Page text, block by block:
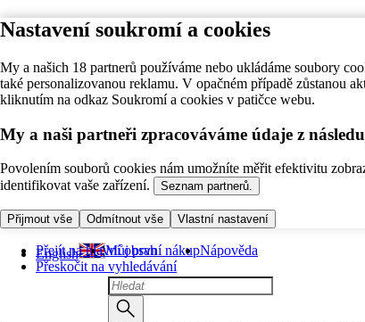
Nastavení soukromí a cookies
My a našich 18 partnerů používáme nebo ukládáme soubory
také personalizovanou reklamu. V opačném případě zůstanou
kliknutím na odkaz Soukromí a cookies v patičce webu.
My a naši partneři zpracováváme údaje z
Povolením souborů cookies nám umožníte měřit efektivitu
identifikovat vaše zařízení.
Seznam partnerů.
Přijmout vše Odmítnout vše Vlastní nastavení
Přejít na hlavní obsah
Přeskočit na vyhledávání
English Můj první nákupNápověda